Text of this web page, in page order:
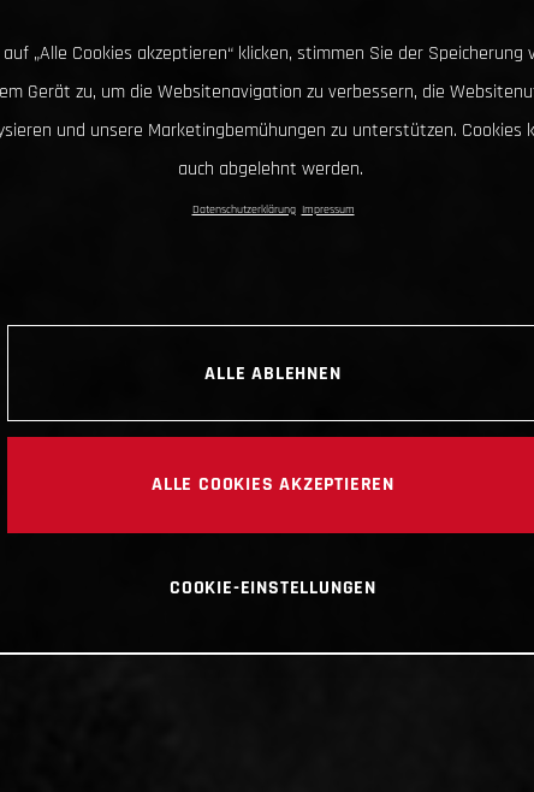
„Alle Cookies akzeptieren“ klicken, stimmen Sie der Speicherung
Gerät zu, um die Websitenavigation zu verbessern, die
und unsere Marketingbemühungen zu unterstützen. Cookies
auch abgelehnt werden.
Datenschutzerklärung Impressum
ALLE ABLEHNEN
ALLE COOKIES AKZEPTIEREN
COOKIE-EINSTELLUNGEN